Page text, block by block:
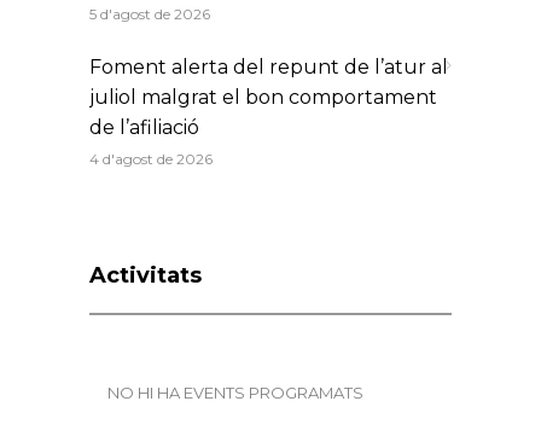
5 d'agost de 2026
Foment alerta del repunt de l’atur al
juliol malgrat el bon comportament
de l’afiliació
4 d'agost de 2026
Activitats
NO HI HA EVENTS PROGRAMATS